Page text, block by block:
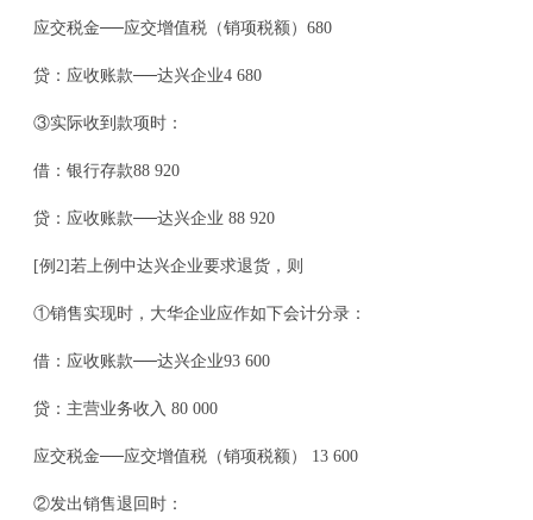
应交税金──应交增值税（销项税额）680
贷：应收账款──达兴企业4 680
③实际收到款项时：
借：银行存款88 920
贷：应收账款──达兴企业 88 920
[例2]若上例中达兴企业要求退货，则
①销售实现时，大华企业应作如下会计分录：
借：应收账款──达兴企业93 600
贷：主营业务收入 80 000
应交税金──应交增值税（销项税额） 13 600
②发出销售退回时：